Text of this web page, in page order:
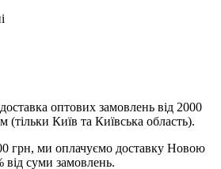
оптових замовлень від 2000
Київ та Київська область).
грн, ми оплачуємо доставку Новою
суми замовлень.